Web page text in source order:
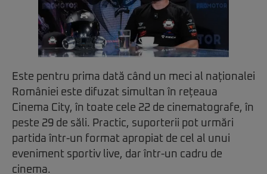
Este pentru prima dată când un meci al naționalei
României este difuzat simultan în rețeaua
Cinema City, în toate cele 22 de cinematografe, în
peste 29 de săli. Practic, suporterii pot urmări
partida într-un format apropiat de cel al unui
eveniment sportiv live, dar într-un cadru de
cinema.